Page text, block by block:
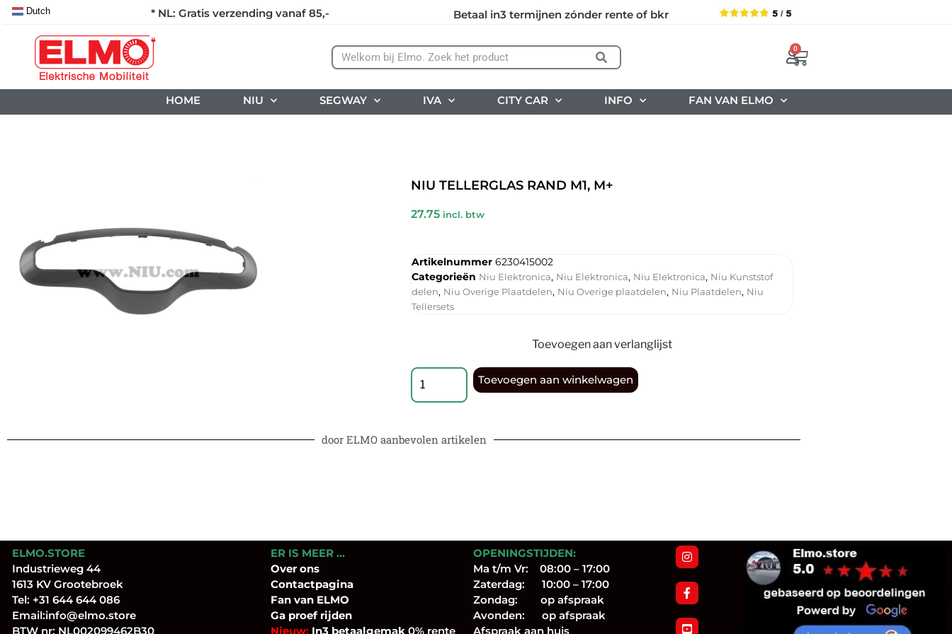
* NL: Gratis verzending vanaf 85,- Betaal in3 termijnen zónder rente of bkr
Dutch
0
HOME NIU SEGWAY IVA CITY CAR INFO FAN VAN ELMO
NIU TELLERGLAS RAND M1, M+
27.75 incl. btw
Artikelnummer 6230415002
Categorieën Niu Elektronica, Niu Elektronica, Niu Elektronica, Niu Kunststof
delen, Niu Overige Plaatdelen, Niu Overige plaatdelen, Niu Plaatdelen, Niu
Tellersets
Toevoegen aan verlanglijst
Toevoegen aan winkelwagen
door ELMO aanbevolen artikelen
ELMO.STORE
Industrieweg 44
1613 KV Grootebroek
Tel: +31 644 644 086
Email:info@elmo.store
BTW nr: NL002099462B30
ER IS MEER …
Over ons
Contactpagina
Fanvan ELMO
Ga proef rijden
Nieuw:In3 betaalgemak 0% rente
OPENINGSTIJDEN:
Ma t/m Vr: 08:00 – 17:00
Zaterdag: 10:00 – 17:00
Zondag: op afspraak
Avonden: op afspraak
Afspraak aan huis